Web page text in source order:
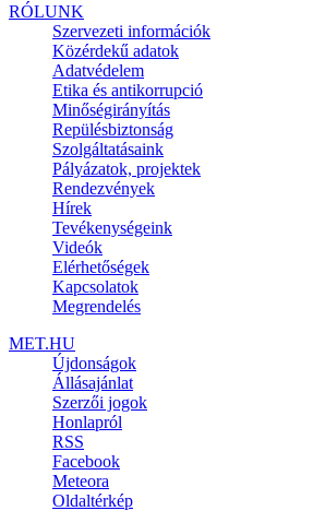
RÓLUNK
Szervezeti információk
Közérdekű adatok
Adatvédelem
Etika és antikorrupció
Minőségirányítás
Repülésbiztonság
Szolgáltatásaink
Pályázatok, projektek
Rendezvények
Hírek
Tevékenységeink
Videók
Elérhetőségek
Kapcsolatok
Megrendelés
MET.HU
Újdonságok
Állásajánlat
Szerzői jogok
Honlapról
RSS
Facebook
Meteora
Oldaltérkép